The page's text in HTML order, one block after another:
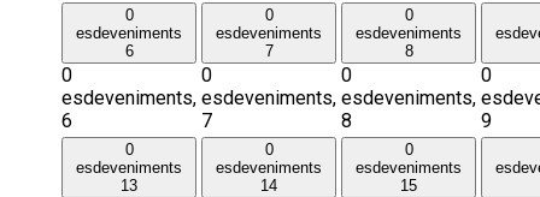
0
esdeveniments
6
0
esdeveniments,
6
0
esdeveniments
7
0
esdeveniments,
7
0
esdeveniments
8
0
esdeveniments,
8
0
9
0
esdeveniments
13
0
esdeveniments
14
0
esdeveniments
15